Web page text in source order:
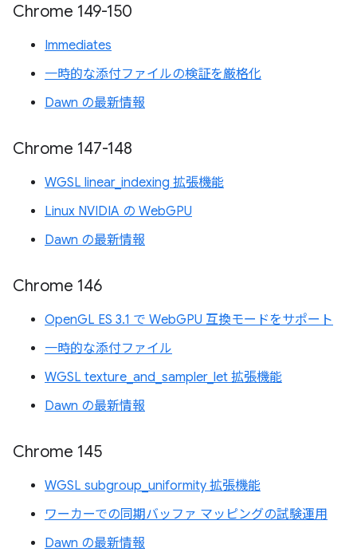
Chrome 149-150
Immediates
一時的な添付ファイルの検証を厳格化
Dawn の最新情報
Chrome 147-148
WGSL linear_indexing 拡張機能
Linux NVIDIA の WebGPU
Dawn の最新情報
Chrome 146
OpenGL ES 3.1 で WebGPU 互換モードをサポート
一時的な添付ファイル
WGSL texture_and_sampler_let 拡張機能
Dawn の最新情報
Chrome 145
WGSL subgroup_uniformity 拡張機能
ワーカーでの同期バッファ マッピングの試験運用
Dawn の最新情報